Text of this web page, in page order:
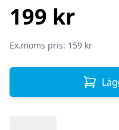
199 kr
Ex.moms pris: 159 kr